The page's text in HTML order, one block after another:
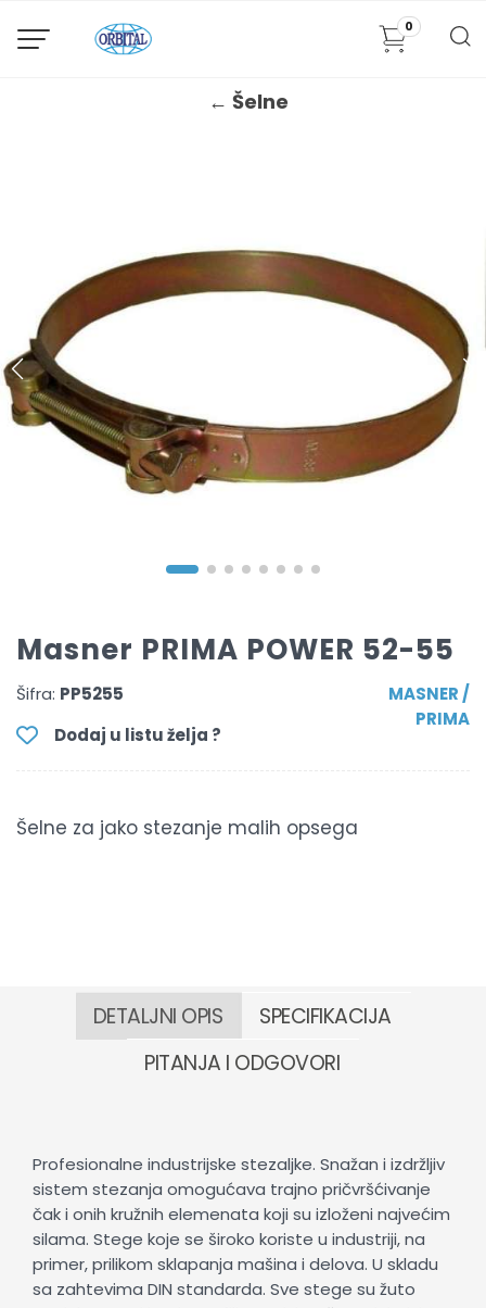
0
← Šelne
Masner PRIMA POWER 52-55
Šifra: PP5255
Dodaj u listu želja ?
MASNER /
PRIMA
Šelne za jako stezanje malih opsega
DETALJNI OPIS
SPECIFIKACIJA
PITANJA I ODGOVORI
Profesionalne industrijske stezaljke. Snažan i izdržljiv
sistem stezanja omogućava trajno pričvršćivanje
čak i onih kružnih elemenata koji su izloženi najvećim
silama. Stege koje se široko koriste u industriji, na
primer, prilikom sklapanja mašina i delova. U skladu
sa zahtevima DIN standarda. Sve stege su žuto